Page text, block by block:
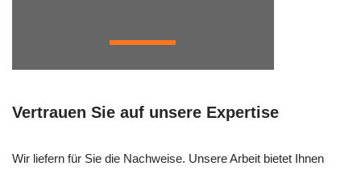
Vertrauen Sie auf unsere Expertise
Wir liefern für Sie die Nachweise. Unsere Arbeit bietet Ihnen